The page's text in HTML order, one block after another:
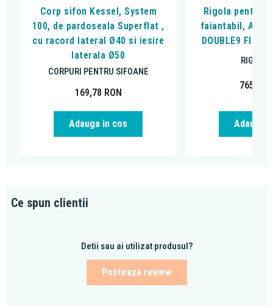
Corp sifon Kessel, System
100, de pardoseala Superflat ,
cu racord lateral Ø40 si iesire
laterala Ø50
CORPURI PENTRU SIFOANE
169,78 RON
Adauga in cos
Rigola pentru
faiantabil,
DOUBLE9 FIT
RIGOLE
765,59
Adauga
Ce spun clientii
Detii sau ai utilizat produsul?
Posteaza review